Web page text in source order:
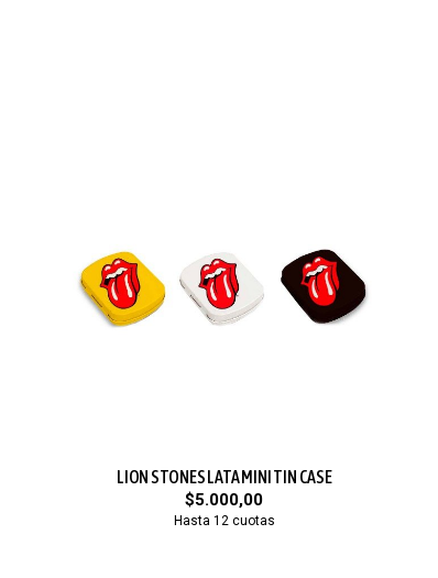
LION STONES LATA MINI TIN CASE
$5.000,00
Hasta 12 cuotas